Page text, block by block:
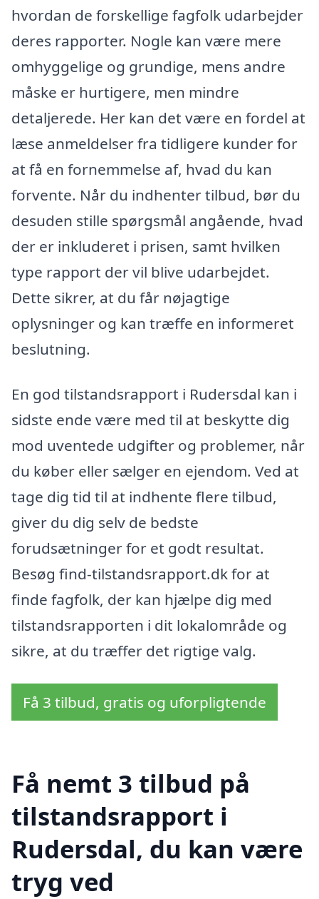
hvordan de forskellige fagfolk udarbejder
deres rapporter. Nogle kan være mere
omhyggelige og grundige, mens andre
måske er hurtigere, men mindre
detaljerede. Her kan det være en fordel at
læse anmeldelser fra tidligere kunder for
at få en fornemmelse af, hvad du kan
forvente. Når du indhenter tilbud, bør du
desuden stille spørgsmål angående, hvad
der er inkluderet i prisen, samt hvilken
type rapport der vil blive udarbejdet.
Dette sikrer, at du får nøjagtige
oplysninger og kan træffe en informeret
beslutning.
En god tilstandsrapport i Rudersdal kan i
sidste ende være med til at beskytte dig
mod uventede udgifter og problemer, når
du køber eller sælger en ejendom. Ved at
tage dig tid til at indhente flere tilbud,
giver du dig selv de bedste
forudsætninger for et godt resultat.
Besøg find-tilstandsrapport.dk for at
finde fagfolk, der kan hjælpe dig med
tilstandsrapporten i dit lokalområde og
sikre, at du træffer det rigtige valg.
Få 3 tilbud, gratis og uforpligtende
Få nemt 3 tilbud på
tilstandsrapport i
Rudersdal, du kan være
tryg ved